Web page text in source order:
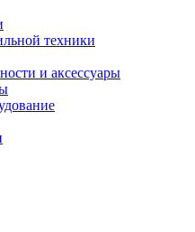
техники
и аксессуары